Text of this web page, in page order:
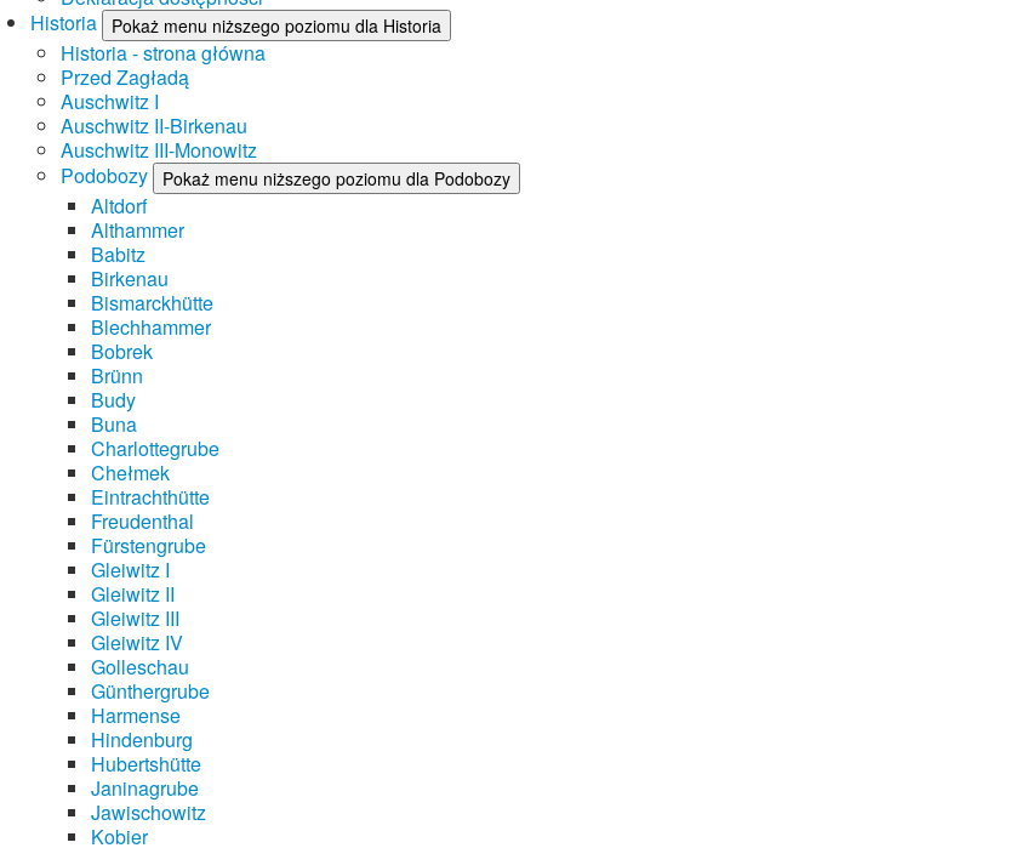
Historia
Pokaż menu niższego poziomu dla Historia
Historia - strona główna
Przed Zagładą
Auschwitz I
Auschwitz II-Birkenau
Auschwitz III-Monowitz
Podobozy
Pokaż menu niższego poziomu dla Podobozy
Altdorf
Althammer
Babitz
Birkenau
Bismarckhütte
Blechhammer
Bobrek
Brünn
Budy
Buna
Charlottegrube
Chełmek
Eintrachthütte
Freudenthal
Fürstengrube
Gleiwitz I
Gleiwitz II
Gleiwitz III
Gleiwitz IV
Golleschau
Günthergrube
Harmense
Hindenburg
Hubertshütte
Janinagrube
Jawischowitz
Kobier